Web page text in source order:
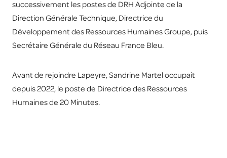
successivement les postes de DRH Adjointe de la
Direction Générale Technique, Directrice du
Développement des Ressources Humaines Groupe, puis
Secrétaire Générale du Réseau France Bleu.
Avant de rejoindre Lapeyre, Sandrine Martel occupait
depuis 2022, le poste de Directrice des Ressources
Humaines de 20 Minutes.